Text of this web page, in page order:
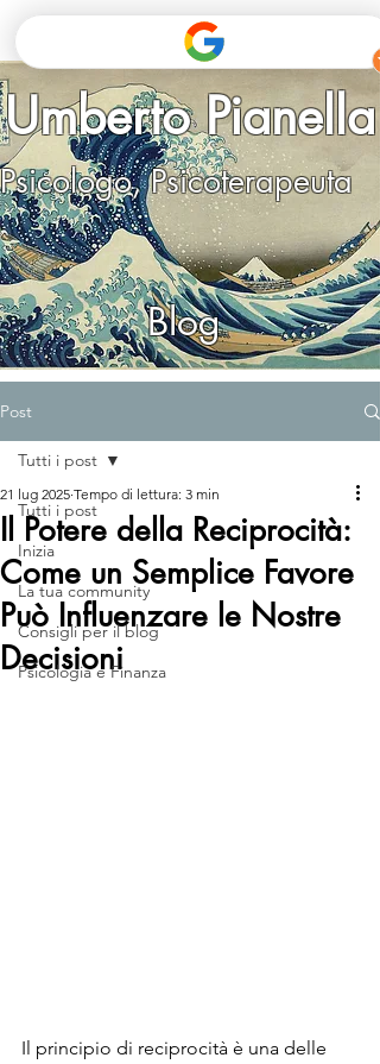
Umberto Pianella
Psicologo, Psicoterapeuta
Blog
Post
Tutti i post
Inizia
La tua community
Consigli per il blog
Psicologia e Finanza
Tutti i post
Il Potere della Reciprocità:
Come un Semplice Favore
Può Influenzare le Nostre
Decisioni
21 lug 2025 Tempo di lettura: 3 min
Il principio di reciprocità è una delle